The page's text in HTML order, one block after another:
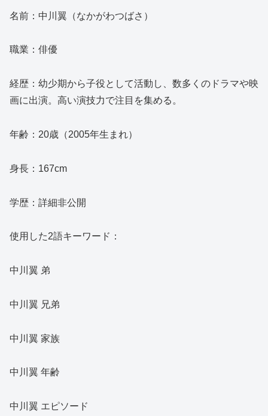
名前：中川翼（なかがわつばさ）
職業：俳優
経歴：幼少期から子役として活動し、数多くのドラマや映
画に出演。高い演技力で注目を集める。
年齢：20歳（2005年生まれ）
身長：167cm
学歴：詳細非公開
使用した2語キーワード：
中川翼 弟
中川翼 兄弟
中川翼 家族
中川翼 年齢
中川翼 エピソード